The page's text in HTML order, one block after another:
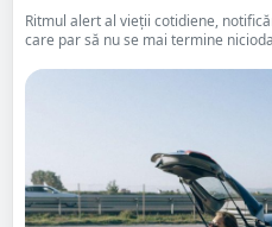
Ritmul alert al vieții cotidiene,
care par să nu se mai termine